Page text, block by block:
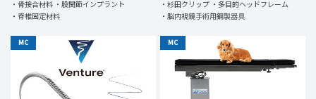
・骨接合材料 ・股関節インプラント
・脊椎固定材料
・杉田クリップ ・多目的ヘッドフレーム
・脳内視鏡手術用鋼製器具
MC MC